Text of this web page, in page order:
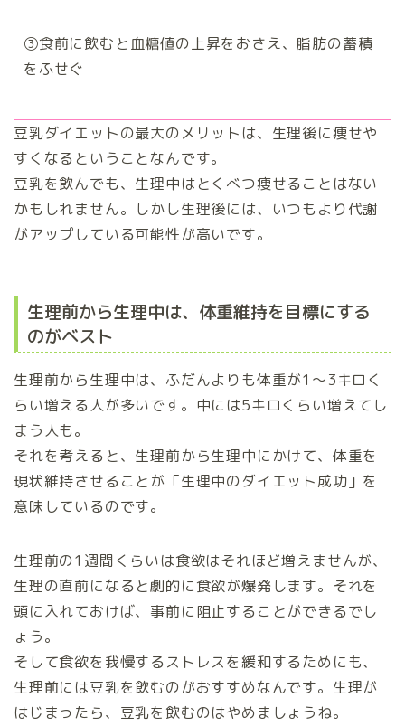
③食前に飲むと血糖値の上昇をおさえ、脂肪の蓄積
をふせぐ
豆乳ダイエットの最大のメリットは、生理後に痩せや
すくなるということなんです。
豆乳を飲んでも、生理中はとくべつ痩せることはない
かもしれません。しかし生理後には、いつもより代謝
がアップしている可能性が高いです。
生理前から生理中は、体重維持を目標にする
のがベスト
生理前から生理中は、ふだんよりも体重が1～3キロく
らい増える人が多いです。中には5キロくらい増えてし
まう人も。
それを考えると、生理前から生理中にかけて、体重を
現状維持させることが「生理中のダイエット成功」を
意味しているのです。
生理前の1週間くらいは食欲はそれほど増えませんが、
生理の直前になると劇的に食欲が爆発します。それを
頭に入れておけば、事前に阻止することができるでし
ょう。
そして食欲を我慢するストレスを緩和するためにも、
生理前には豆乳を飲むのがおすすめなんです。生理が
はじまったら、豆乳を飲むのはやめましょうね。